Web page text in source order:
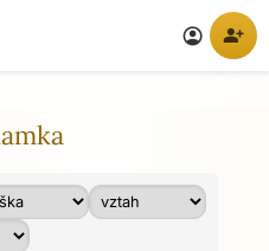
account_circle person_add